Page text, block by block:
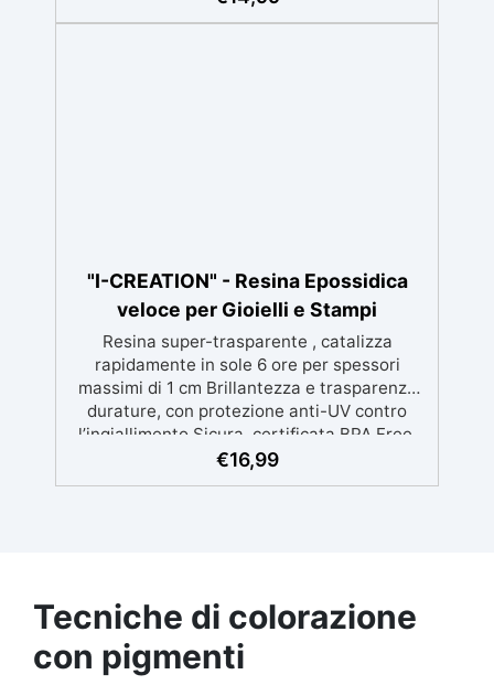
"I-CREATION" - Resina Epossidica
veloce per Gioielli e Stampi
Resina super-trasparente , catalizza
rapidamente in sole 6 ore per spessori
massimi di 1 cm Brillantezza e trasparenza
durature, con protezione anti-UV contro
l’ingiallimento Sicura, certificata BPA Free,
senza solventi e inodore, prodotta al 100% in
€16,99
Tecniche di colorazione
con pigmenti